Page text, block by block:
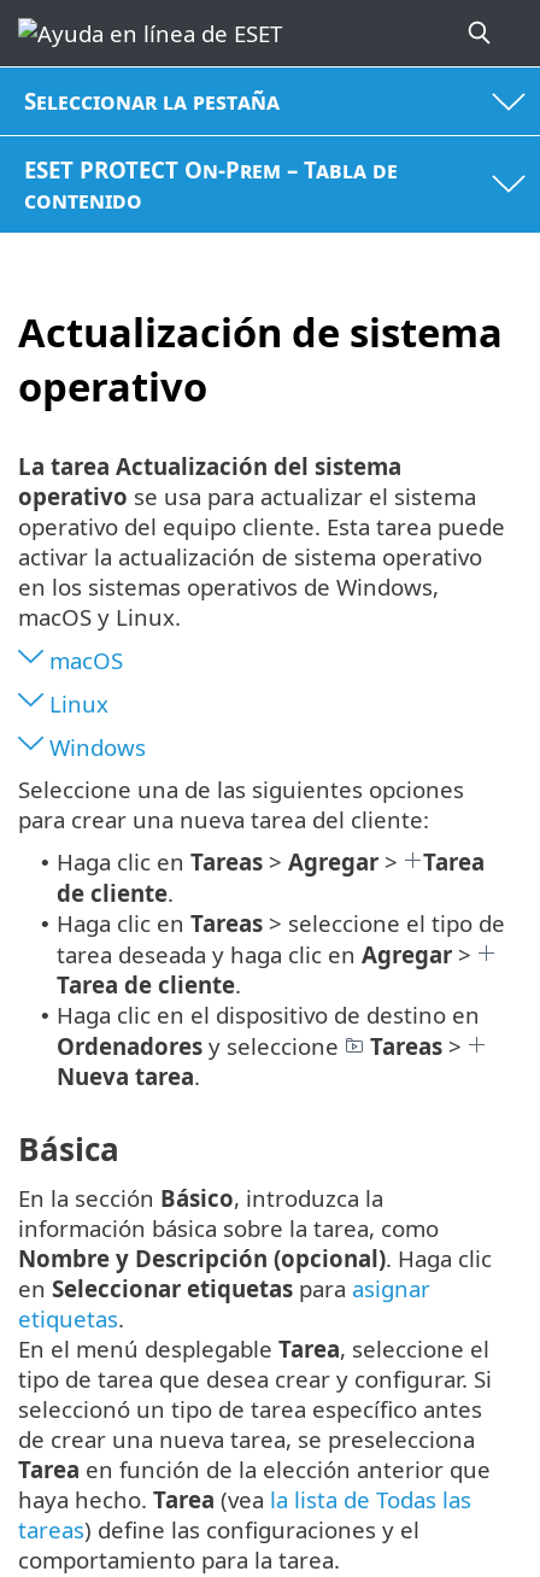
Seleccionar la pestaña
ESET PROTECT On-Prem – Tabla de
contenido
Actualización de sistema
operativo
La tarea Actualización del sistema
operativo se usa para actualizar el sistema
operativo del equipo cliente. Esta tarea puede
activar la actualización de sistema operativo
en los sistemas operativos de Windows,
macOS y Linux.
macOS
Linux
Windows
Seleccione una de las siguientes opciones
para crear una nueva tarea del cliente:
• Haga clic en Tareas > Agregar >
Tarea
de cliente.
• Haga clic en Tareas > seleccione el tipo de
tarea deseada y haga clic en Agregar >
Tarea de cliente.
• Haga clic en el dispositivo de destino en
Ordenadores y seleccione Tareas >
Nueva tarea.
Básica
En la sección Básico, introduzca la
información básica sobre la tarea, como
Nombre y Descripción (opcional). Haga clic
en Seleccionar etiquetas para asignar
etiquetas.
En el menú desplegable Tarea, seleccione el
tipo de tarea que desea crear y configurar. Si
seleccionó un tipo de tarea específico antes
de crear una nueva tarea, se preselecciona
Tarea en función de la elección anterior que
haya hecho. Tarea (vea la lista de Todas las
tareas) define las configuraciones y el
comportamiento para la tarea.